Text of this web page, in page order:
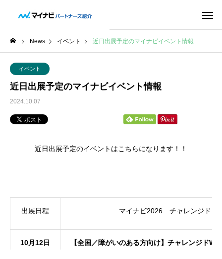
News イベント 近日出展予定のマイナビイベント情報
イベント
近日出展予定のマイナビイベント情報
2024.10.07
近日出展予定のイベントはこちらになります！！
出展日程 マイナビ2026 チャレンジド
10月12日 【全国／障がいのある方向け】チャレンジド